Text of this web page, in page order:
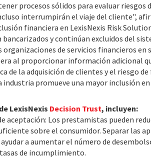
procesos sólidos para evaluar riesgos
interrumpirán el viaje del cliente",
financiera en LexisNexis Risk
y continúan excluidos del
organizaciones de servicios financieros en
al proporcionar información adicional
de la adquisición de clientes y el riesgo
industria promueve una mayor inclusión
LexisNexis Decision Trust, incluyen:
aceptación: Los prestamistas pueden
sobre el consumidor. Separar las
a aumentar el número de
de incumplimiento.